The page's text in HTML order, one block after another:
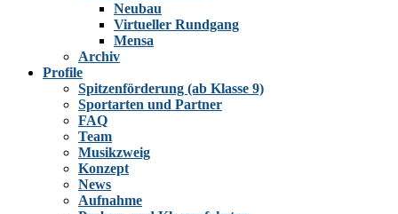
Neubau
Virtueller Rundgang
Mensa
Archiv
Profile
Spitzenförderung (ab Klasse 9)
Sportarten und Partner
FAQ
Team
Musikzweig
Konzept
News
Aufnahme